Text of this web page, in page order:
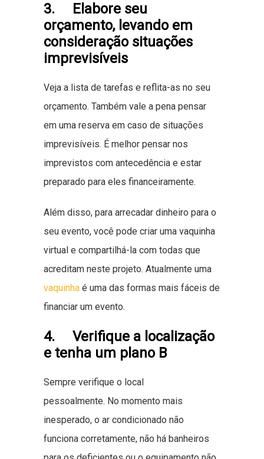
3. Elabore seu
orçamento, levando em
consideração situações
imprevisíveis
Veja a lista de tarefas e reflita-as no seu
orçamento. Também vale a pena pensar
em uma reserva em caso de situações
imprevisíveis. É melhor pensar nos
imprevistos com antecedência e estar
preparado para eles financeiramente.
Além disso, para arrecadar dinheiro para o
seu evento, você pode criar uma vaquinha
virtual e compartilhá-la com todas que
acreditam neste projeto. Atualmente uma
vaquinha é uma das formas mais fáceis de
financiar um evento.
4. Verifique a localização
e tenha um plano B
Sempre verifique o local
pessoalmente. No momento mais
inesperado, o ar condicionado não
funciona corretamente, não há banheiros